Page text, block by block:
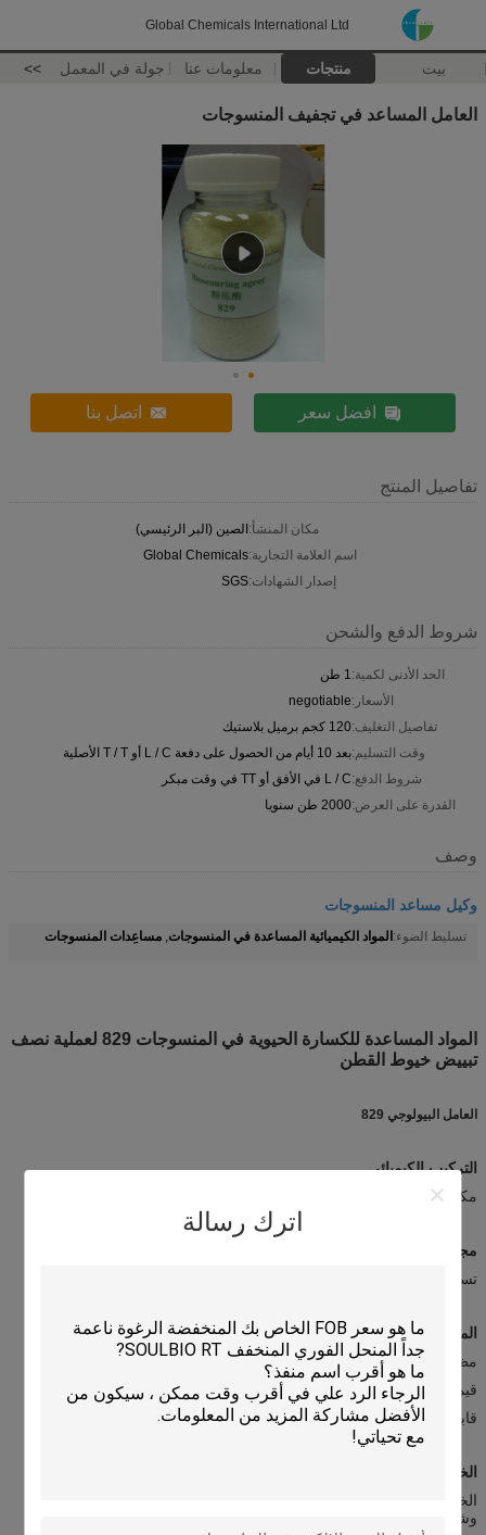
Global Chemicals International Ltd
بيت منتجات معلومات عنا جولة في المعمل >>
اترك رسالة
العامل المساعد في تجفيف المنسوجات
افضل سعر اتصل بنا
تفاصيل المنتج
مكان المنشأ:الصين (البر الرئيسي)
اسم العلامة التجارية:Global Chemicals
إصدار الشهادات:SGS
شروط الدفع والشحن
الحد الأدنى لكمية:1 طن
الأسعار:negotiable
تفاصيل التغليف:120 كجم برميل بلاستيك
وقت التسليم:بعد 10 أيام من الحصول على دفعة L / C أو T / T الأصلية
شروط الدفع:L / C في الأفق أو TT في وقت مبكر
القدرة على العرض:2000 طن سنويا
وصف
وكيل مساعد المنسوجات
تسليط الضوء:المواد الكيميائية المساعدة في المنسوجات, مساعِدات المنسوجات
المواد المساعدة للكسارة الحيوية في المنسوجات 829 لعملية نصف
تبييض خيوط القطن
العامل البيولوجي 829
التركيب الكيميائي
مكونات من المواد السطحيّة
مجال التطبيق
تستخدم في عملية نصف التبييض للخيوط القطنية والمنسوجات
المواصفات التقنية
مظهر: مسحوق أبيض أو أصفر شاحب
قيمة PH: 11.5 ± 0.5 (حلول 0.1٪)
قابلية الذوبان: محلول في الماء عند درجة حرارة الغرفة
الخصائص
وشعرية ومستوى الصبغة أعلى بنسبة 5 ~ 10٪ من العملية التقليدية